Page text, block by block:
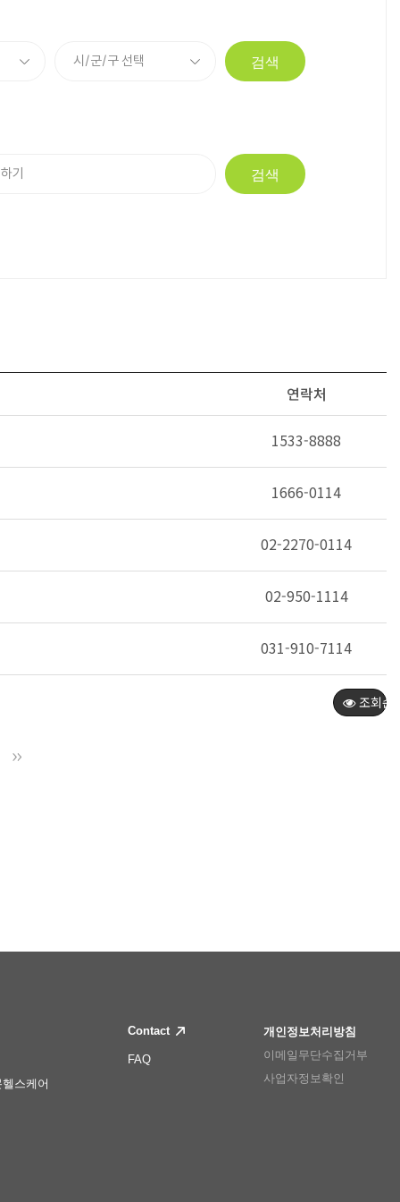
검색
검색
연락처
1533-8888
1666-0114
02-2270-0114
02-950-1114
031-910-7114
조회순
스케어
Contact
FAQ
개인정보처리방침
이메일무단수집거부
사업자정보확인